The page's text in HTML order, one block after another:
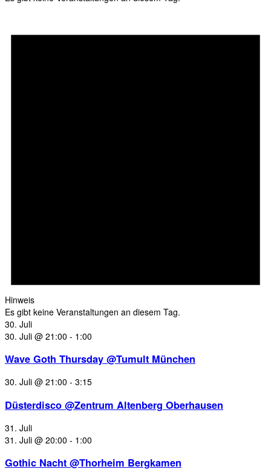
Hinweis
Es gibt keine Veranstaltungen an diesem Tag.
30. Juli
30. Juli @ 21:00 - 1:00
Wave Goth Thursday @Tumult München
30. Juli @ 21:00 - 3:15
Düsterdisco @Zentrum Altenberg Oberhausen
31. Juli
31. Juli @ 20:00 - 1:00
Gothic Nacht @Thorheim Bergkamen